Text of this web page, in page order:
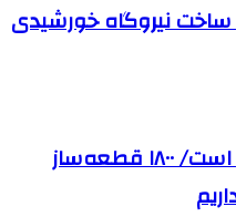
نیروگاه خورشیدی
بازار قطعه‌سازی رقابتی است/ ۱۸۰۰ قطعه‌ساز